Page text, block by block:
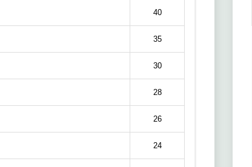
40
35
30
28
26
24